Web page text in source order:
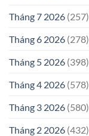
Tháng 7 2026 (257)
Tháng 6 2026 (278)
Tháng 5 2026 (398)
Tháng 4 2026 (578)
Tháng 3 2026 (580)
Tháng 2 2026 (432)